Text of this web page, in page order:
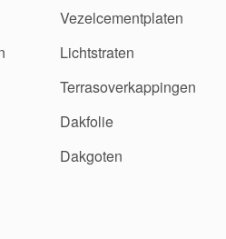
Vezelcementplaten
Lichtstraten
Terrasoverkappingen
Dakfolie
Dakgoten